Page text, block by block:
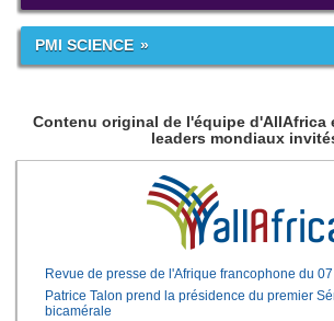
PMI SCIENCE
Contenu original de l'équipe d'AllAfrica
leaders mondiaux
Revue de presse de l'Afrique francophone du
Patrice Talon prend la présidence du premier
bicamérale